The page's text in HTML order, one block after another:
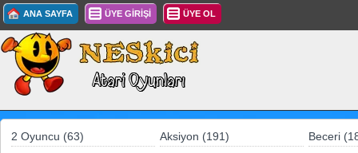
ANA SAYFA ÜYE GİRİŞİ ÜYE OL
2 Oyuncu (63) Aksiyon (191)
Beceri